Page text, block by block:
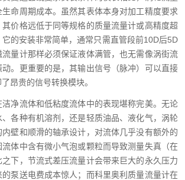
命周期成本。虽然其表体本身对加工精度要求
价格远低于同等规格的质量流量计或高精度超
的安装非常简单，通常只需直管段前10D后5D
量计那样必须保证液体满管，也无需像涡街流
。更重要的是，其输出信号（脉冲）可以直接
昂贵的信号转换模块。
净流体和低粘度流体中的表现堪称完美。无论
各种有机溶剂，还是轻质油品、液化气，涡轮
壁和顺滑的轴承设计，对流体几乎没有额外的
体中含有微小气泡或颗粒而导致测量失真（在
下，节流式差压流量计会带来巨大的永久压力
泵送电费成本惊人；而科里奥利质量流量计在